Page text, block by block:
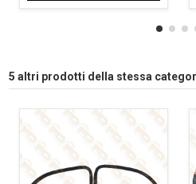
5 altri prodotti della stessa